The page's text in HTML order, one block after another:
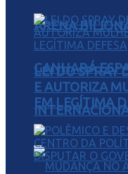
ARENA
GANHARÁ
LEI DO SPRAY
E AUTORIZA
EM LEGÍTIMA